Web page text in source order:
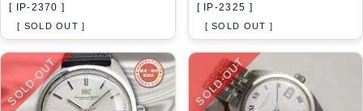
[ IP-2370 ]
[ SOLD OUT ]
[ IP-2325 ]
[ SOLD OUT ]
SOLD-OUT SOLD-OUT